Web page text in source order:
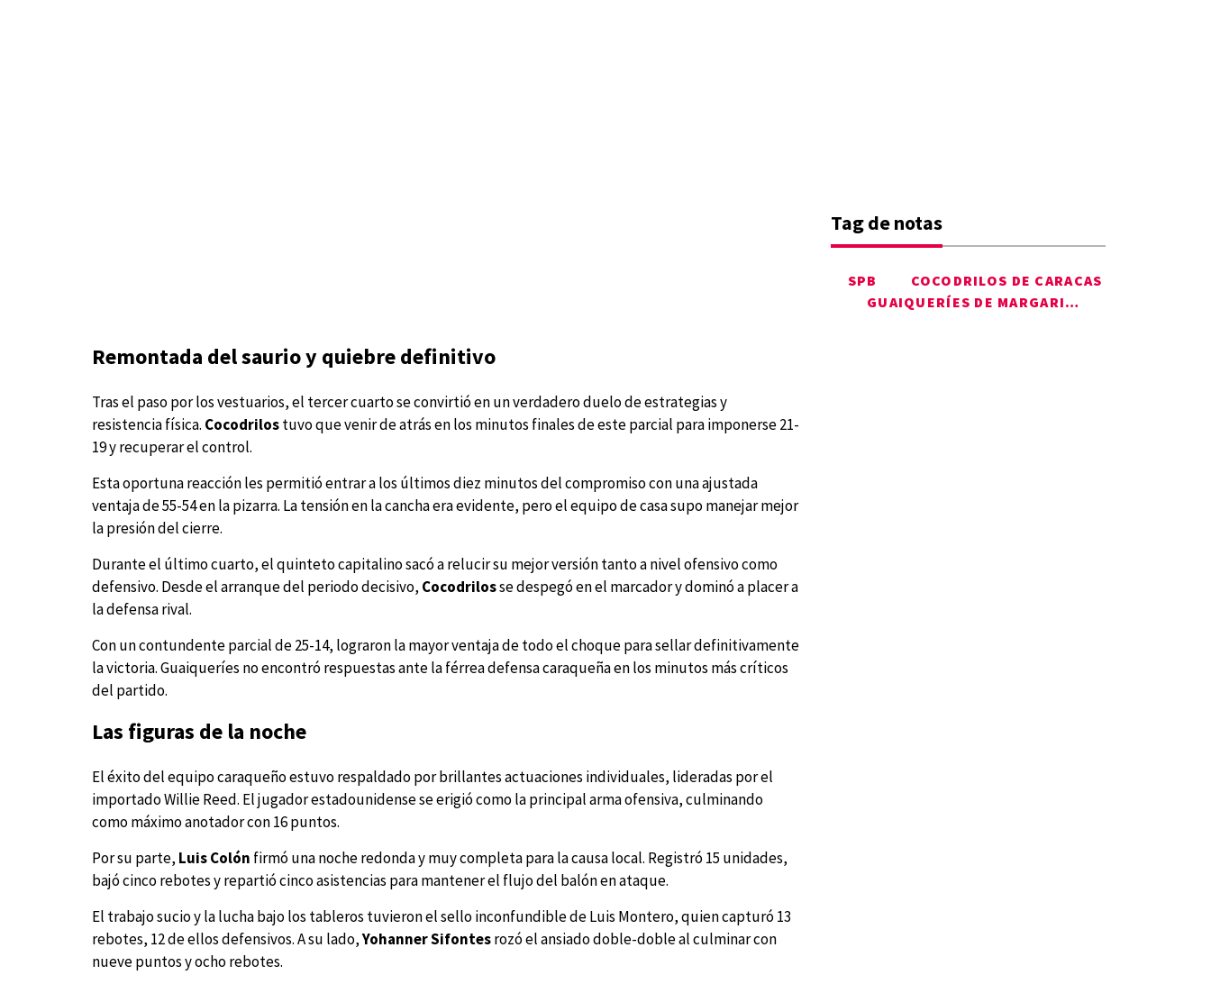
Remontada del saurio y quiebre definitivo
Tras el paso por los vestuarios, el tercer cuarto se convirtió en un verdadero duelo de estrategias y
resistencia física. Cocodrilostuvo que venir de atrás en los minutos finales de este parcial para imponerse 21-
19 y recuperar el control.
Esta oportuna reacción les permitió entrar a los últimos diez minutos del compromiso con una ajustada
ventaja de 55-54 en la pizarra. La tensión en la cancha era evidente, pero el equipo de casa supo manejar mejor
la presión del cierre.
Durante el último cuarto, el quinteto capitalino sacó a relucir su mejor versión tanto a nivel ofensivo como
defensivo. Desde el arranque del periodo decisivo, Cocodrilosse despegó en el marcador y dominó a placer a
la defensa rival.
Con un contundente parcial de 25-14, lograron la mayor ventaja de todo el choque para sellar definitivamente
la victoria. Guaiqueríes no encontró respuestas ante la férrea defensa caraqueña en los minutos más críticos
del partido.
Las figuras de la noche
El éxito del equipo caraqueño estuvo respaldado por brillantes actuaciones individuales, lideradas por el
importado Willie Reed. El jugador estadounidense se erigió como la principal arma ofensiva, culminando
como máximo anotador con 16 puntos.
Por su parte, Luis Colón firmó una noche redonda y muy completa para la causa local. Registró 15 unidades,
bajó cinco rebotes y repartió cinco asistencias para mantener el flujo del balón en ataque.
El trabajo sucio y la lucha bajo los tableros tuvieron el sello inconfundible de Luis Montero, quien capturó 13
rebotes, 12 de ellos defensivos. A su lado,Yohanner Sifontesrozó el ansiado doble-doble al culminar con
nueve puntos y ocho rebotes.
Tag de notas
SPB
COCODRILOS DE CARACAS
GUAIQUERÍES DE MARGARITA